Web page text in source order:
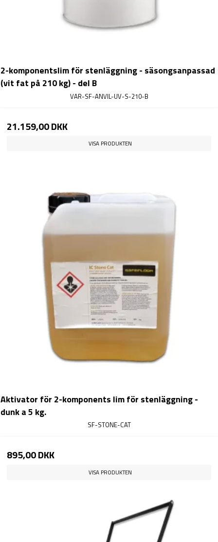
2-komponentslim för stenläggning - säsongsanpassad
(vit fat på 210 kg) - del B
VAR-SF-ANVIL-UV-S-210-B
21.159,00 DKK
VISA PRODUKTEN
Aktivator för 2-komponents lim för stenläggning -
dunk a 5 kg.
SF-STONE-CAT
895,00 DKK
VISA PRODUKTEN